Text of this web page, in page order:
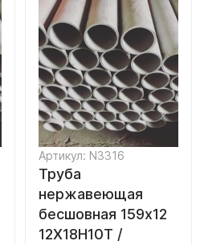
Артикул: N3316
Труба
нержавеющая
бесшовная 159х12
12Х18Н10Т /